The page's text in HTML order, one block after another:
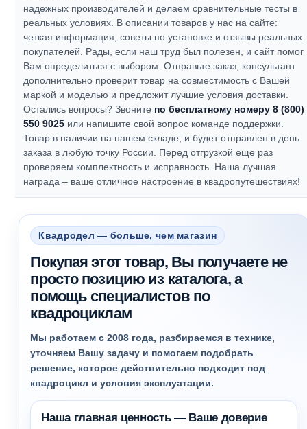
надежных производителей и делаем сравнительные тесты в
реальных условиях. В описании товаров у нас на сайте:
четкая информация, советы по установке и отзывы реальных
покупателей. Рады, если наш труд был полезен, и сайт помог
Вам определиться с выбором.Отправьте заказ, консультант
дополнительно проверит товар на совместимость с Вашей
маркой и моделью и предложит лучшие условия доставки.
Остались вопросы? Звоните по бесплатному номеру 8 (800)
550 9025 или напишите свой вопрос команде поддержки.
Товар в наличии на нашем складе, и будет отправлен в день
заказа в любую точку России. Перед отгрузкой еще раз
проверяем комплектность и исправность. Наша лучшая
награда – ваше отличное настроение в квадропутешествиях!
Квадродел — больше, чем магазин
Покупая этот товар, Вы получаете не
просто позицию из каталога, а
помощь специалистов по
квадроциклам
Мы работаем с 2008 года, разбираемся в технике,
уточняем Вашу задачу и помогаем подобрать
решение, которое действительно подходит под
квадроцикл и условия эксплуатации.
Наша главная ценность — Ваше доверие